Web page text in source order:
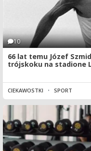
10
66 lat temu Józef
trójskoku na stadione
CIEKAWOSTKI • SPORT